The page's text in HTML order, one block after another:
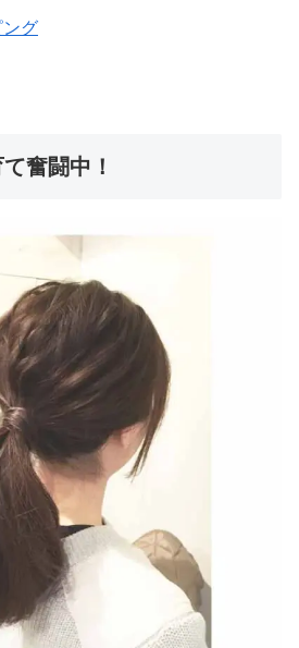
グ
奮闘中！